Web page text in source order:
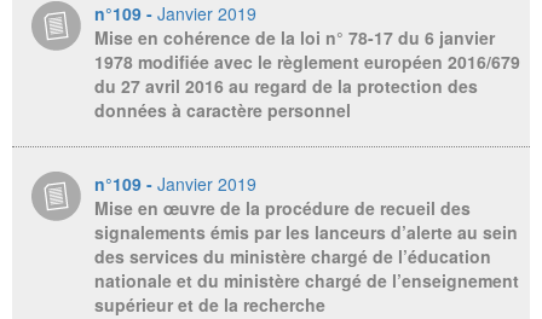
n°109 - Janvier 2019
Mise en cohérence de la loi n° 78-17 du 6 janvier
1978 modifiée avec le règlement européen 2016/679
du 27 avril 2016 au regard de la protection des
données à caractère personnel
n°109 - Janvier 2019
Mise en œuvre de la procédure de recueil des
signalements émis par les lanceurs d’alerte au sein
des services du ministère chargé de l’éducation
nationale et du ministère chargé de l’enseignement
supérieur et de la recherche